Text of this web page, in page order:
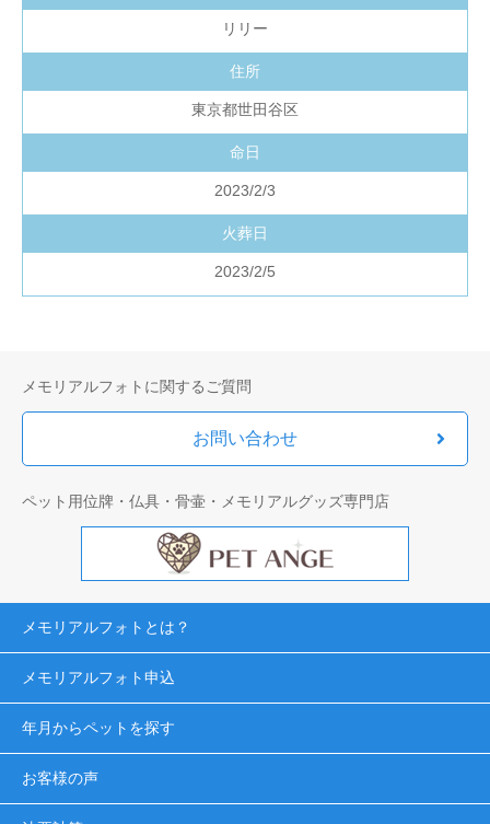
リリー
住所
東京都世田谷区
命日
2023/2/3
火葬日
2023/2/5
メモリアルフォトに関するご質問
お問い合わせ
ペット用位牌・仏具・骨壷・メモリアルグッズ専門店
メモリアルフォトとは？
メモリアルフォト申込
年月からペットを探す
お客様の声